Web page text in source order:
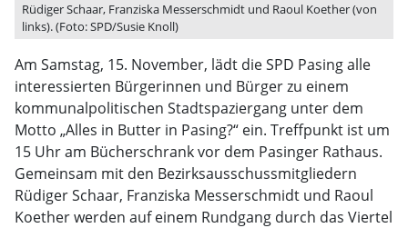
Rüdiger Schaar, Franziska Messerschmidt und Raoul Koether (von
links). (Foto: SPD/Susie Knoll)
Am Samstag, 15. November, lädt die SPD Pasing alle
interessierten Bürgerinnen und Bürger zu einem
kommunalpolitischen Stadtspaziergang unter dem
Motto „Alles in Butter in Pasing?“ ein. Treffpunkt ist um
15 Uhr am Bücherschrank vor dem Pasinger Rathaus.
Gemeinsam mit den Bezirksausschussmitgliedern
Rüdiger Schaar, Franziska Messerschmidt und Raoul
Koether werden auf einem Rundgang durch das Viertel